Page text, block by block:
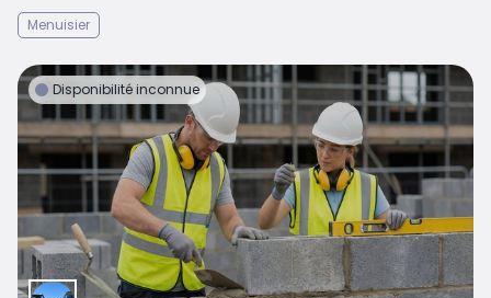
Menuisier
Disponibilité inconnue